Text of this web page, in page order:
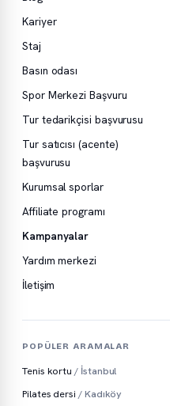
Kariyer
Staj
Basın odası
Spor Merkezi Başvuru
Tur tedarikçisi başvurusu
Tur satıcısı (acente)
başvurusu
Kurumsal sporlar
Affiliate programı
Kampanyalar
Yardım merkezi
İletişim
POPÜLER ARAMALAR
Tenis kortu/ İstanbul
Pilates dersi / Kadıköy